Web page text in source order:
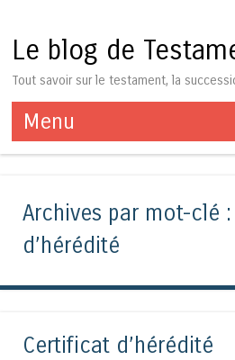
Le blog de
Tout savoir sur le testament, la
Menu
Aller au contenu
Archives par mot-clé :
d’hérédité
Certificat d’hérédité